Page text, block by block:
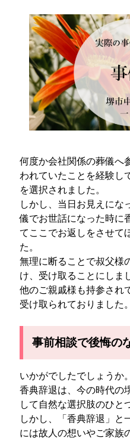
何度か会社関係の葬儀へ
われていたことを経験し
を選択されました。
しかし、当日お見えにな
儀でお世話になった時に
てここでお返しをさせて
た。
無理に断ることで叔父様
け、受け取ることにしま
他のご親戚様も持参され
受け取られておりました。
事前相談で後悔の
いかがでしたでしょうか。
香典辞退は、今の時代の
して自然な選択肢のひと
しかし、「香典辞退」と
には故人の想いやご家族